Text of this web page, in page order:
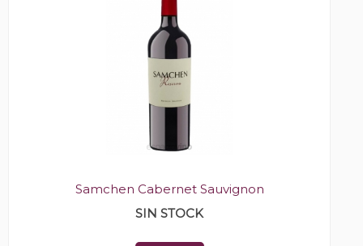
Samchen Cabernet Sauvignon
SIN STOCK